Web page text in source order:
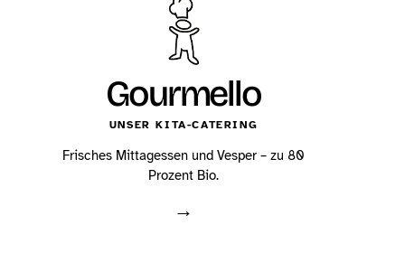
Gourmello
UNSER KITA-CATERING
Frisches Mittagessen und Vesper – zu 80
Prozent Bio.
→